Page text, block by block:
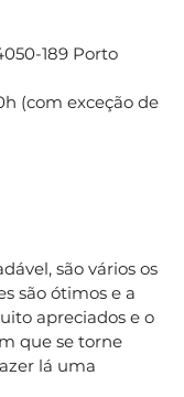
189 Porto
(com exceção de
são vários os
são ótimos e a
apreciados e o
que se torne
lá uma